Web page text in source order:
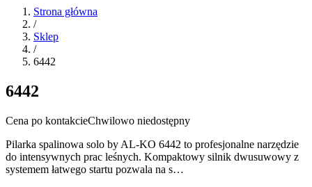
Strona główna
/
Sklep
/
6442
6442
Cena po kontakcieChwilowo niedostępny
Pilarka spalinowa solo by AL-KO 6442 to profesjonalne narzędzie
do intensywnych prac leśnych. Kompaktowy silnik dwusuwowy z
systemem łatwego startu pozwala na s…